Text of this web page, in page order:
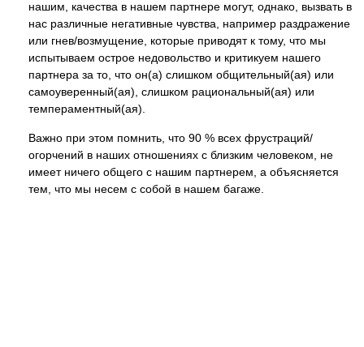
нашим, качества в нашем партнере могут, однако, вызвать в
нас различные негативные чувства, например раздражение
или гнев/возмущение, которые приводят к тому, что мы
испытываем острое недовольство и критикуем нашего
партнера за то, что он(а) слишком общительный(ая) или
самоуверенный(ая), слишком рациональный(ая) или
темпераментный(ая).
Важно при этом помнить, что 90 % всех фрустраций/
огорчений в наших отношениях с близким человеком, не
имеет ничего общего с нашим партнерем, а объясняется
тем, что мы несем с собой в нашем багаже.